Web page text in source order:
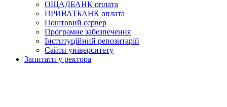
ОЩАДБАНК оплата
ПРИВАТБАНК оплата
Поштовий сервер
Програмне забезпечення
Інституційний репозитарій
Сайти університету
Запитати у ректора